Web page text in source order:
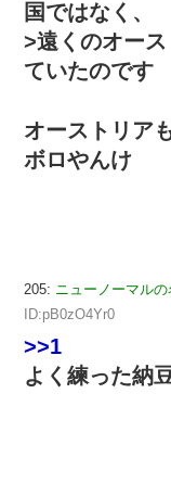
国ではなく、
>遠くのオー
ていたのです
オーストリア
ボロやんけ
205: ニューノーマル
ID:pB0zO4Yr0
>>1
よく練った納